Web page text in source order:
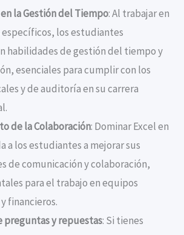
la Gestión del Tiempo: Al trabajar en
los estudiantes
habilidades de gestión del tiempo y
esenciales para cumplir con los
y de auditoría en su carrera
de la Colaboración: Dominar Excel en
a los estudiantes a mejorar sus
de comunicación y colaboración,
para el trabajo en equipos
financieros.
preguntas y repuestas: Si tienes